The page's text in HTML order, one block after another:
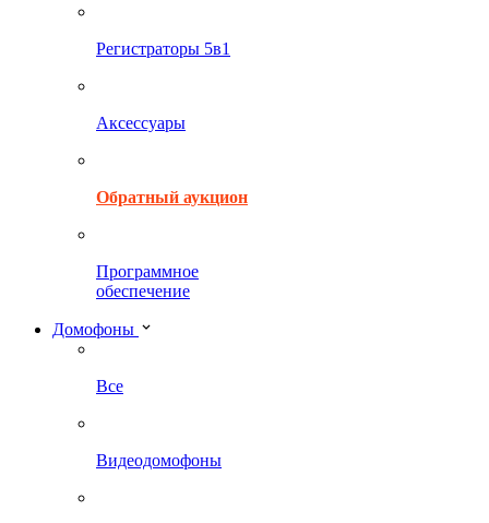
Регистраторы 5в1
Аксессуары
Обратный аукцион
Программное
обеспечение
Домофоны
Все
Видеодомофоны